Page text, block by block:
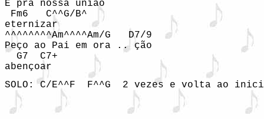
E pra nossa união
Fm6   C^^G/B^
eternizar
^^^^^^^^Am^^^^Am/G   D7/9
Peço ao Pai em ora .. ção
  G7  C7+
abençoar
SOLO: C/E^^F  F^^G  2 vezes e volta ao